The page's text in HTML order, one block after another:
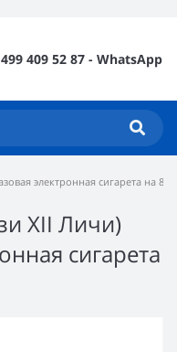
409 52 87 - WhatsApp
электронная сигарета на
XII Личи)
сигарета